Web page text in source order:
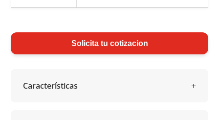
Solicita tu cotizacion
Características